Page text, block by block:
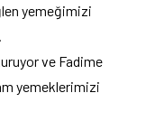
yemeğimizi
ve Fadime
yemeklerimizi